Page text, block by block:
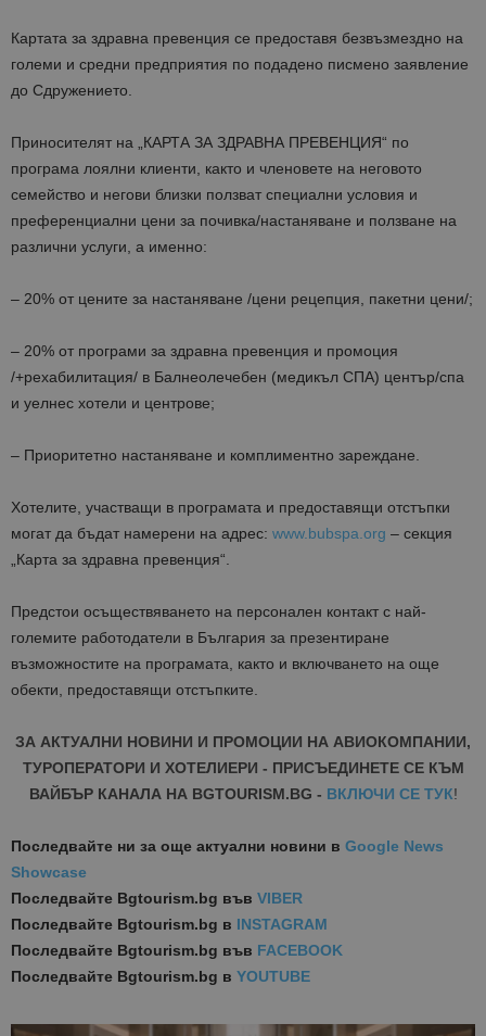
Картата за здравна превенция се предоставя безвъзмездно на
големи и средни предприятия по подадено писмено заявление
до Сдружението.
Приносителят на „КАРТА ЗА ЗДРАВНА ПРЕВЕНЦИЯ“ по
програма лоялни клиенти, както и членовете на неговото
семейство и негови близки ползват специални условия и
преференциални цени за почивка/настаняване и ползване на
различни услуги, а именно:
– 20% от цените за настаняване /цени рецепция, пакетни цени/;
– 20% от програми за здравна превенция и промоция
/+рехабилитация/ в Балнеолечебен (медикъл СПА) център/спа
и уелнес хотели и центрове;
– Приоритетно настаняване и комплиментно зареждане.
Хотелите, участващи в програмата и предоставящи отстъпки
могат да бъдат намерени на адрес: www.bubspa.org – секция
„Карта за здравна превенция“.
Предстои осъществяването на персонален контакт с най-
големите работодатели в България за презентиране
възможностите на програмата, както и включването на още
обекти, предоставящи отстъпките.
ЗА АКТУАЛНИ НОВИНИ И ПРОМОЦИИ НА АВИОКОМПАНИИ,
ТУРОПЕРАТОРИ И ХОТЕЛИЕРИ - ПРИСЪЕДИНЕТЕ СЕ КЪМ
ВАЙБЪР КАНАЛА НА BGTOURISM.BG - ВКЛЮЧИ СЕ ТУК!
Последвайте ни за още актуални новини в Google News
Showcase
Последвайте Bgtourism.bg във VIBER
Последвайте Bgtourism.bg в INSTAGRAM
Последвайте Bgtourism.bg във FACEBOOK
Последвайте Bgtourism.bg в YOUTUBE